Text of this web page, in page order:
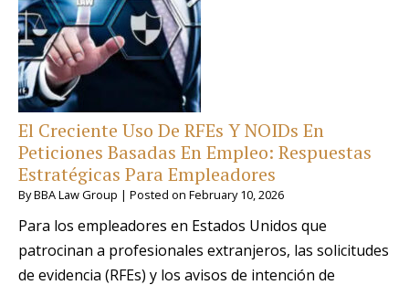
El Creciente Uso De RFEs Y NOIDs En
Peticiones Basadas En Empleo: Respuestas
Estratégicas Para Empleadores
ByBBA Law Group | Posted on February 10, 2026
Para los empleadores en Estados Unidos que
patrocinan a profesionales extranjeros, las solicitudes
de evidencia (RFEs) y los avisos de intención de